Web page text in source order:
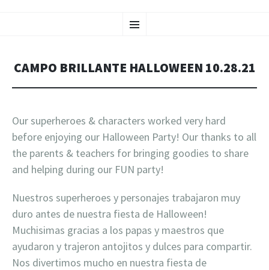
Menu
TO
CAMPO BRILLANTE HALLOWEEN 10.28.21
Our superheroes & characters worked very hard
before enjoying our Halloween Party! Our thanks to all
the parents & teachers for bringing goodies to share
and helping during our FUN party!
Nuestros superheroes y personajes trabajaron muy
duro antes de nuestra fiesta de Halloween!
Muchisimas gracias a los papas y maestros que
ayudaron y trajeron antojitos y dulces para compartir.
Nos divertimos mucho en nuestra fiesta de